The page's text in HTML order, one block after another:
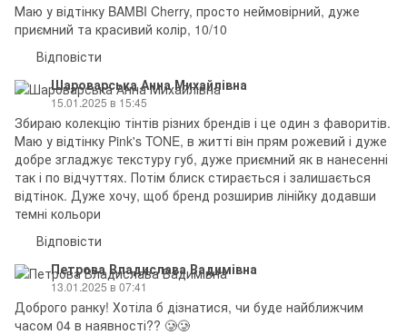
Маю у відтінку BAMBI Cherry, просто неймовірний, дуже
приємний та красивий колір, 10/10
Відповісти
Шароварська Анна Михайлівна
15.01.2025 в 15:45
Збираю колекцію тінтів різних брендів і це один з фаворитів.
Маю у відтінку Pink's TONE, в житті він прям рожевий і дуже
добре згладжує текстуру губ, дуже приємний як в нанесенні
так і по відчуттях. Потім блиск стирається і залишається
відтінок. Дуже хочу, щоб бренд розширив лінійку додавши
темні кольори
Відповісти
Петрова Владислава Вадимівна
13.01.2025 в 07:41
Доброго ранку! Хотіла б дізнатися, чи буде найближчим
часом 04 в наявності?? 🥲🥲